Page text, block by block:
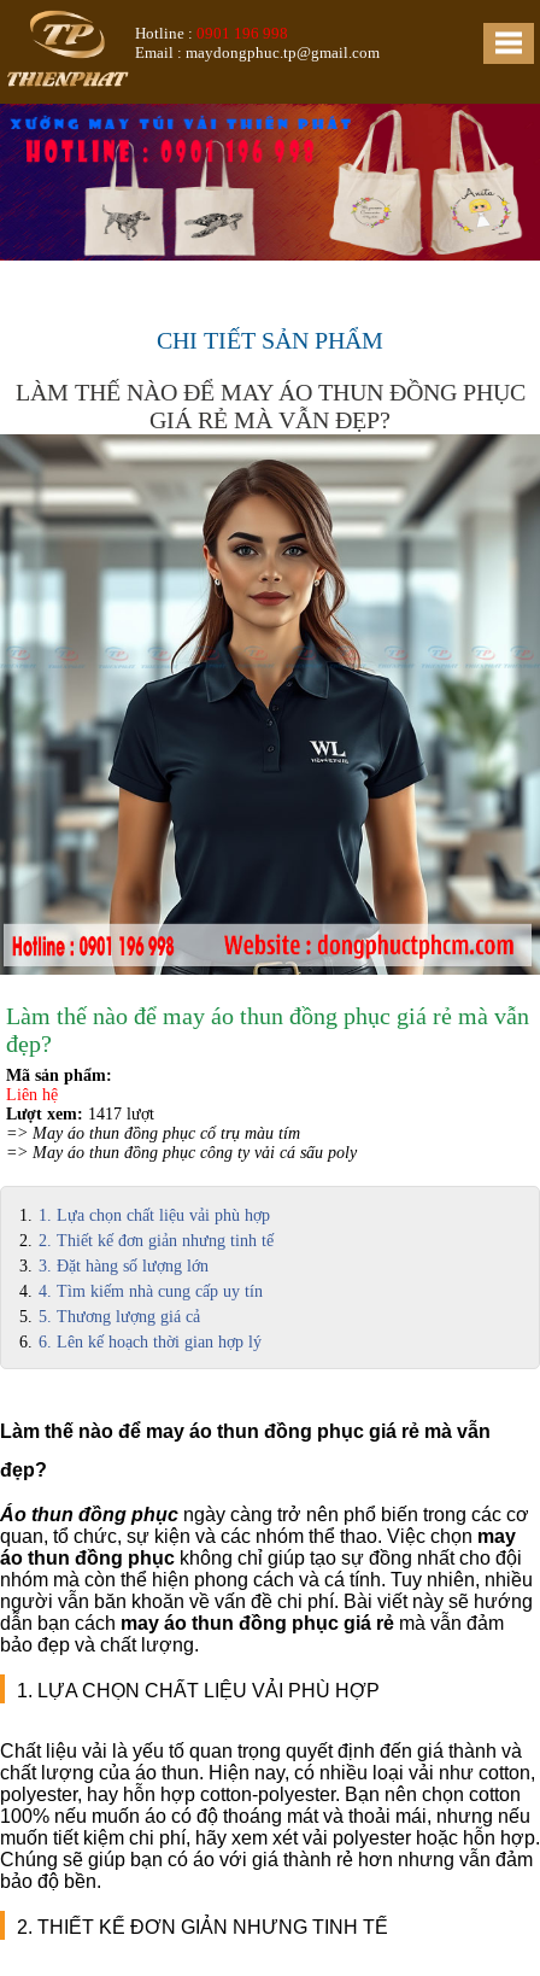
Hotline : 0901 196 998
Email : maydongphuc.tp@gmail.com
CHI TIẾT SẢN PHẨM
LÀM THẾ NÀO ĐỂ MAY ÁO THUN ĐỒNG PHỤC
GIÁ RẺ MÀ VẪN ĐẸP?
Làm thế nào để may áo thun đồng phục giá rẻ mà vẫn
đẹp?
Mã sản phẩm:
Liên hệ
Lượt xem: 1417 lượt
=> May áo thun đồng phục cổ trụ màu tím
=> May áo thun đồng phục công ty vải cá sấu poly
1. Lựa chọn chất liệu vải phù hợp
2. Thiết kế đơn giản nhưng tinh tế
3. Đặt hàng số lượng lớn
4. Tìm kiếm nhà cung cấp uy tín
5. Thương lượng giá cả
6. Lên kế hoạch thời gian hợp lý
Làm thế nào để may áo thun đồng phục giá rẻ mà vẫn
đẹp?
Áo thun đồng phục ngày càng trở nên phổ biến trong các cơ
quan, tổ chức, sự kiện và các nhóm thể thao. Việc chọn may
áo thun đồng phục không chỉ giúp tạo sự đồng nhất cho đội
nhóm mà còn thể hiện phong cách và cá tính. Tuy nhiên, nhiều
người vẫn băn khoăn về vấn đề chi phí. Bài viết này sẽ hướng
dẫn bạn cách may áo thun đồng phục giá rẻ mà vẫn đảm
bảo đẹp và chất lượng.
1. LỰA CHỌN CHẤT LIỆU VẢI PHÙ HỢP
Chất liệu vải là yếu tố quan trọng quyết định đến giá thành và
chất lượng của áo thun. Hiện nay, có nhiều loại vải như cotton,
polyester, hay hỗn hợp cotton-polyester. Bạn nên chọn cotton
100% nếu muốn áo có độ thoáng mát và thoải mái, nhưng nếu
muốn tiết kiệm chi phí, hãy xem xét vải polyester hoặc hỗn hợp.
Chúng sẽ giúp bạn có áo với giá thành rẻ hơn nhưng vẫn đảm
bảo độ bền.
2. THIẾT KẾ ĐƠN GIẢN NHƯNG TINH TẾ